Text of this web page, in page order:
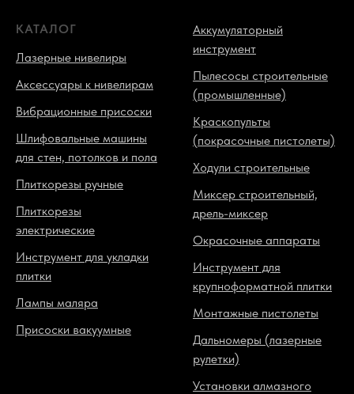
КАТАЛОГ
Лазерные нивелиры
Аксессуары к нивелирам
Вибрационные присоски
Шлифовальные машины
для стен, потолков и пола
Плиткорезы ручные
Плиткорезы
электрические
Инструмент для укладки
плитки
Лампы маляра
Присоски вакуумные
Аккумуляторный
инструмент
Пылесосы строительные
(промышленные)
Краскопульты
(покрасочные пистолеты)
Ходули строительные
Миксер строительный,
дрель-миксер
Окрасочные аппараты
Инструмент для
крупноформатной плитки
Монтажные пистолеты
Дальномеры (лазерные
рулетки)
Установки алмазного